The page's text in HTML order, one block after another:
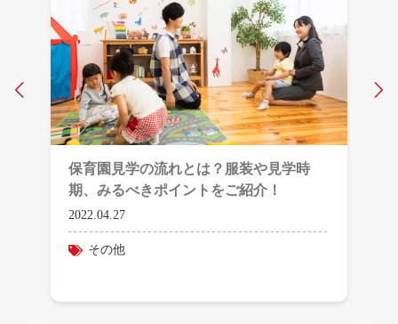
保育園見学の流れとは？服装や見学時
期、みるべきポイントをご紹介！
2022.04.27
その他